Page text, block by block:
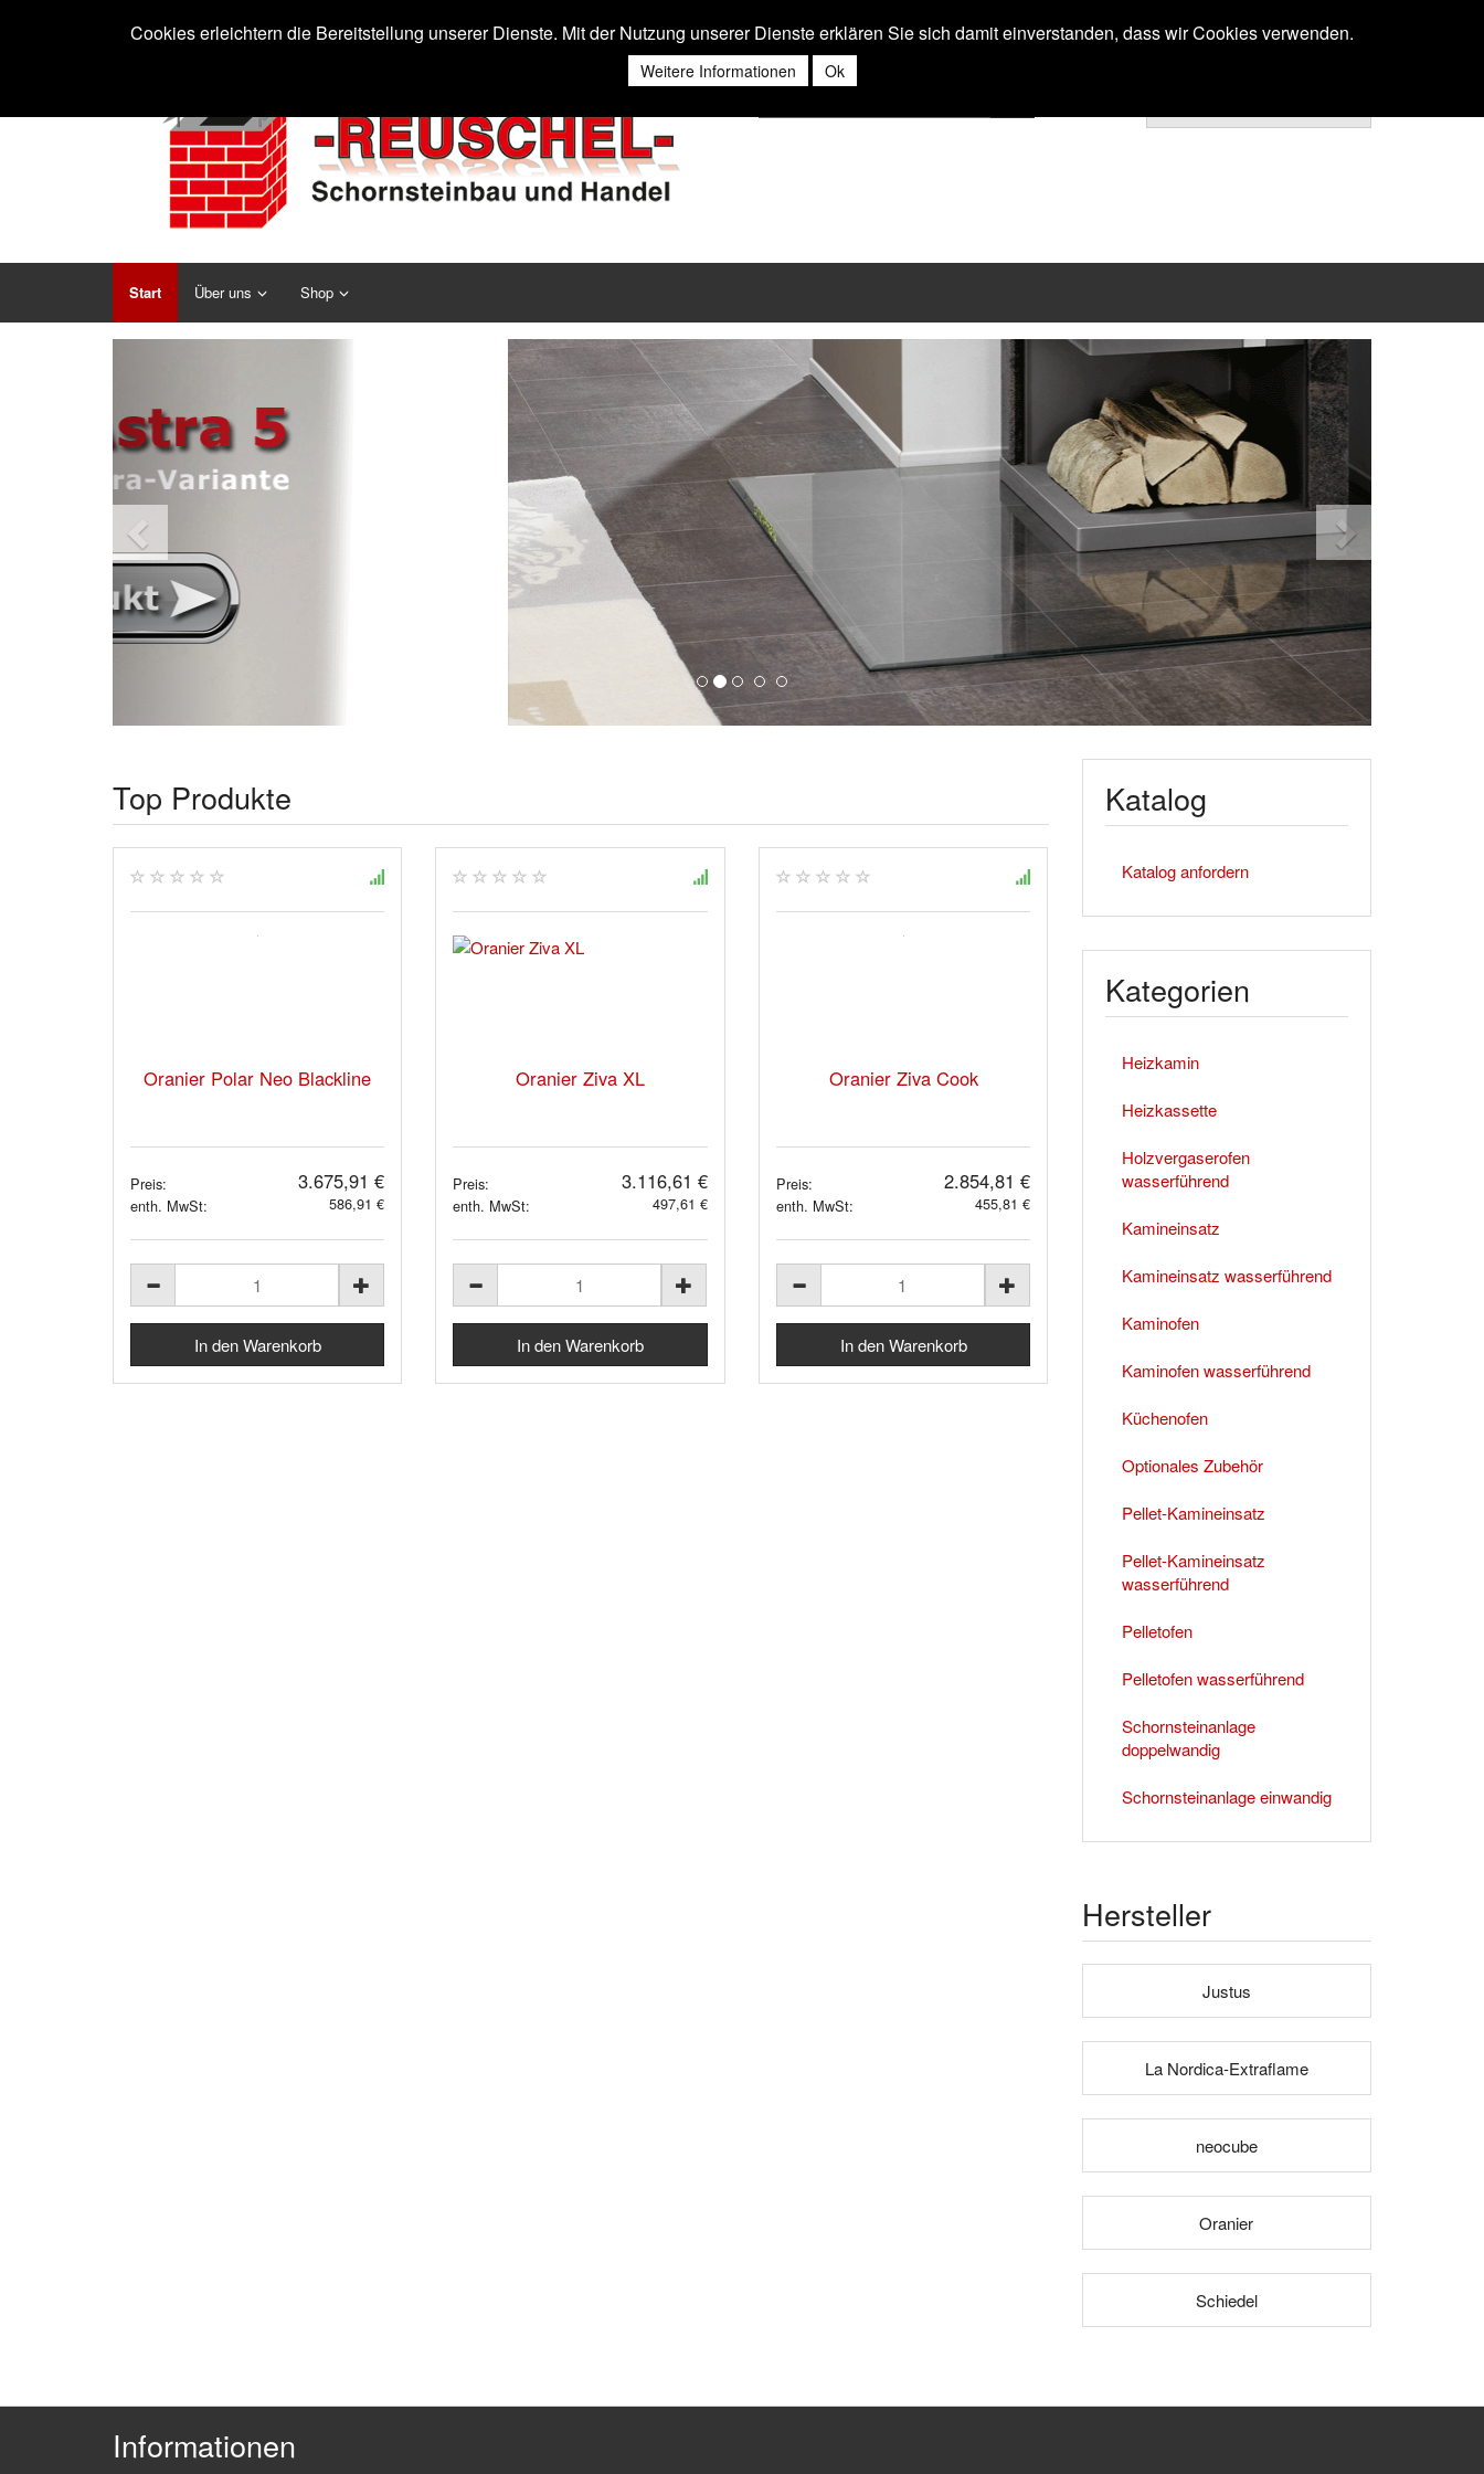
Start Über uns Shop
Next
Top Produkte
Oranier Polar Neo Blackline
Preis: 3.675,91 €
enth. MwSt: 586,91 €
Oranier Ziva XL
Preis: 3.116,61 €
enth. MwSt: 497,61 €
Oranier Ziva Cook
Preis: 2.854,81 €
enth. MwSt: 455,81 €
Katalog
Katalog anfordern
Kategorien
Heizkamin
Heizkassette
Holzvergaserofen
wasserführend
Kamineinsatz
Kamineinsatz wasserführend
Kaminofen
Kaminofen wasserführend
Küchenofen
Optionales Zubehör
Pellet-Kamineinsatz
Pellet-Kamineinsatz
wasserführend
Pelletofen
Pelletofen wasserführend
Schornsteinanlage
doppelwandig
Schornsteinanlage einwandig
Hersteller
Justus
La Nordica-Extraflame
neocube
Oranier
Schiedel
Informationen
Cookies erleichtern die Bereitstellung unserer Dienste. Mit der Nutzung unserer Dienste erklären Sie sich damit einverstanden, dass wir Cookies verwenden.
Weitere Informationen Ok